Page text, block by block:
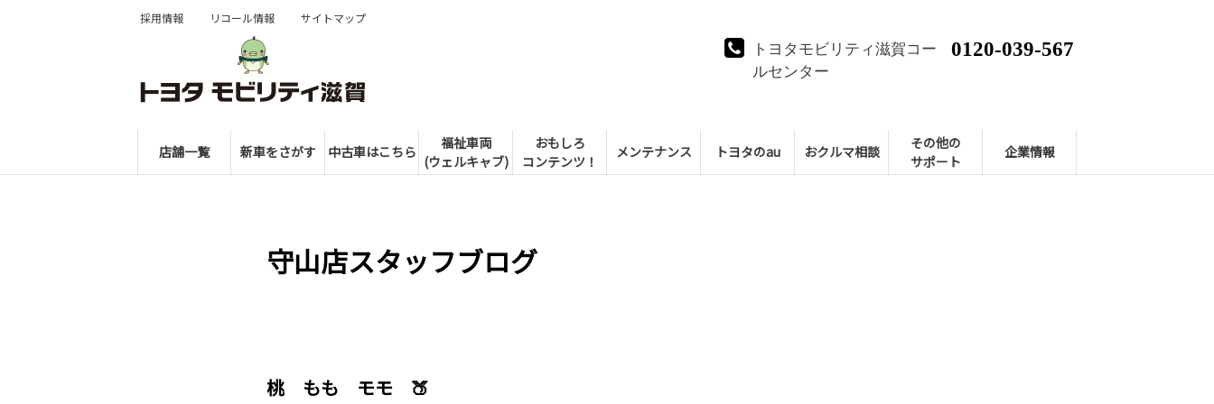
トヨタモビリティ滋賀コー
ルセンター
0120-039-567
店舗一覧 新車をさがす 中古車はこちら
福祉車両
(ウェルキャブ)
おもしろ
コンテンツ！
メンテナンス トヨタのau おクルマ相談
その他の
サポート
企業情報
採用情報 リコール情報 サイトマップ
守山店スタッフブログ
桃 もも モモ 🍑